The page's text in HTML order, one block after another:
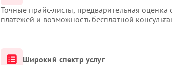
Точные прайс-листы, предварительная оценка
платежей и возможность бесплатной
Широкий спектр услуг